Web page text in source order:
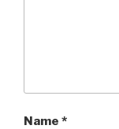
Name *